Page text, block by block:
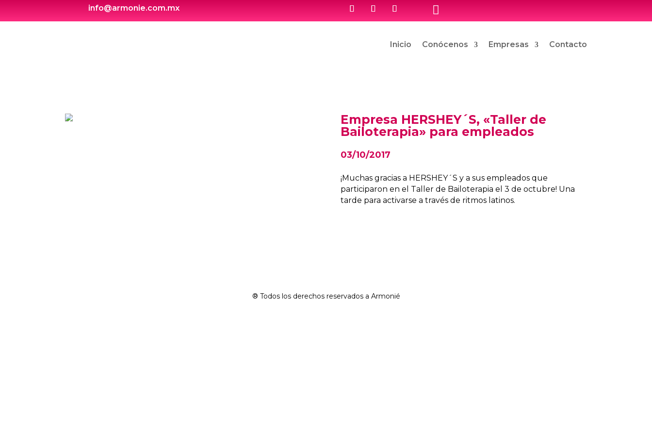
info@armonie.com.mx 
Inicio Conócenos Empresas Contacto
Empresa HERSHEY´S, «Taller de
Bailoterapia» para empleados
03/10/2017
¡Muchas gracias a HERSHEY´S y a sus empleados que
participaron en el Taller de Bailoterapia el 3 de octubre! Una
tarde para activarse a través de ritmos latinos.
® Todos los derechos reservados a Armonié